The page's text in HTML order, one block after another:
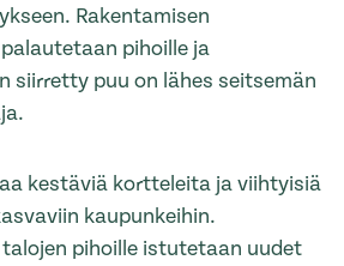
Rakentamisen
pihoille ja
siirretty puu on lähes seitsemän
kestäviä kortteleita ja viihtyisiä
kaupunkeihin.
pihoille istutetaan uudet